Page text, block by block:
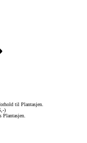
til Plantasjen.
)